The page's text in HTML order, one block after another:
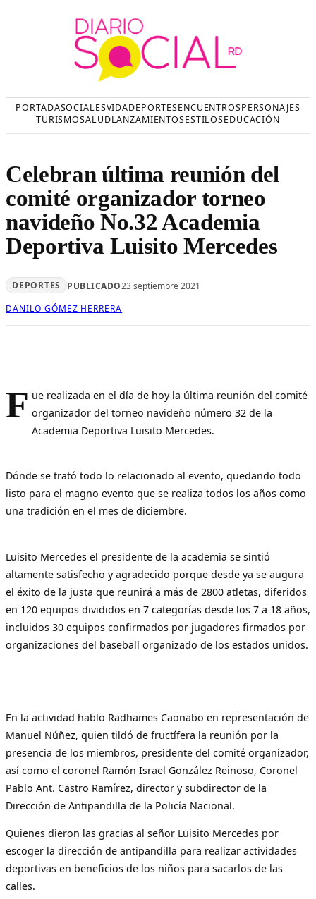
PORTADASOCIALESVIDADEPORTESENCUENTROSPERSONAJES
TURISMOSALUDLANZAMIENTOSESTILOSEDUCACIÓN
Celebran última reunión del
comité organizador torneo
navideño No.32 Academia
Deportiva Luisito Mercedes
DEPORTES PUBLICADO23 septiembre 2021
DANILO GÓMEZ HERRERA
F ue realizada en el día de hoy la última reunión del comité
organizador del torneo navideño número 32 de la
Academia Deportiva Luisito Mercedes.
Dónde se trató todo lo relacionado al evento, quedando todo
listo para el magno evento que se realiza todos los años como
una tradición en el mes de diciembre.
Luisito Mercedes el presidente de la academia se sintió
altamente satisfecho y agradecido porque desde ya se augura
el éxito de la justa que reunirá a más de 2800 atletas, diferidos
en 120 equipos divididos en 7 categorías desde los 7 a 18 años,
incluidos 30 equipos confirmados por jugadores firmados por
organizaciones del baseball organizado de los estados unidos.
En la actividad hablo Radhames Caonabo en representación de
Manuel Núñez, quien tildó de fructífera la reunión por la
presencia de los miembros, presidente del comité organizador,
así como el coronel Ramón Israel González Reinoso, Coronel
Pablo Ant. Castro Ramírez, director y subdirector de la
Dirección de Antipandilla de la Policía Nacional.
Quienes dieron las gracias al señor Luisito Mercedes por
escoger la dirección de antipandilla para realizar actividades
deportivas en beneficios de los niños para sacarlos de las
calles.